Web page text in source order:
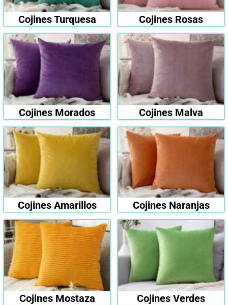
Cojines Turquesa Cojines Rosas
Cojines Morados Cojines Malva
Cojines Amarillos Cojines Naranjas
Cojines Mostaza Cojines Verdes